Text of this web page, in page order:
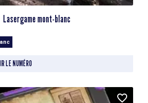
Lasergame mont-blanc
LE NUMÉRO